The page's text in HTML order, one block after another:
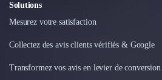
Gestion Immobilière
Logiciel PropTech
Nettoyage & Ménage
Solutions
Mesurez votre satisfaction
Collectez des avis clients vérifiés & Google
Transformez vos avis en levier de conversion